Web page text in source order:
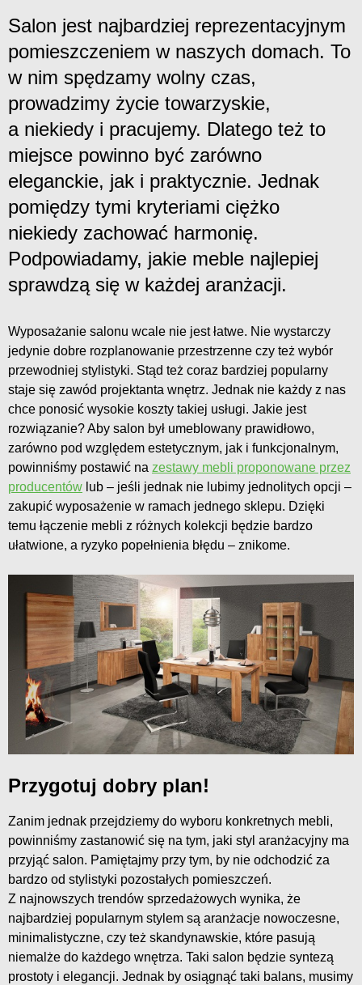
Salon jest najbardziej reprezentacyjnym
pomieszczeniem w naszych domach. To
w nim spędzamy wolny czas,
prowadzimy życie towarzyskie,
a niekiedy i pracujemy. Dlatego też to
miejsce powinno być zarówno
eleganckie, jak i praktycznie. Jednak
pomiędzy tymi kryteriami ciężko
niekiedy zachować harmonię.
Podpowiadamy, jakie meble najlepiej
sprawdzą się w każdej aranżacji.
Wyposażanie salonu wcale nie jest łatwe. Nie wystarczy
jedynie dobre rozplanowanie przestrzenne czy też wybór
przewodniej stylistyki. Stąd też coraz bardziej popularny
staje się zawód projektanta wnętrz. Jednak nie każdy z nas
chce ponosić wysokie koszty takiej usługi. Jakie jest
rozwiązanie? Aby salon był umeblowany prawidłowo,
zarówno pod względem estetycznym, jak i funkcjonalnym,
powinniśmy postawić na zestawy mebli proponowane przez
producentów lub – jeśli jednak nie lubimy jednolitych opcji –
zakupić wyposażenie w ramach jednego sklepu. Dzięki
temu łączenie mebli z różnych kolekcji będzie bardzo
ułatwione, a ryzyko popełnienia błędu – znikome.
Przygotuj dobry plan!
Zanim jednak przejdziemy do wyboru konkretnych mebli,
powinniśmy zastanowić się na tym, jaki styl aranżacyjny ma
przyjąć salon. Pamiętajmy przy tym, by nie odchodzić za
bardzo od stylistyki pozostałych pomieszczeń.
Z najnowszych trendów sprzedażowych wynika, że
najbardziej popularnym stylem są aranżacje nowoczesne,
minimalistyczne, czy też skandynawskie, które pasują
niemalże do każdego wnętrza. Taki salon będzie syntezą
prostoty i elegancji. Jednak by osiągnąć taki balans, musimy